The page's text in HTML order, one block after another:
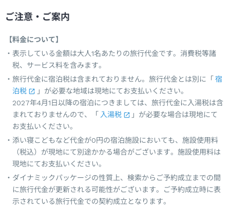
ご注意・ご案内
【料金について】
表示している金額は大人1名あたりの旅行代金です。消費税等諸
税、サービス料を含みます。
旅行代金に宿泊税は含まれておりません。旅行代金とは別に「 宿
泊税
」が必要な地域は現地にてお支払いください。
2027年4月1日以降の宿泊につきましては、旅行代金に入湯税は含
まれておりませんので、「 入湯税
」が必要な場合は現地にて
お支払いください。
添い寝こどもなど代金が0円の宿泊施設においても、施設使用料
（税込）が現地にて別途かかる場合がございます。施設使用料は
現地にてお支払いください。
ダイナミックパッケージの性質上、検索からご予約成立までの間
に旅行代金が更新される可能性がございます。ご予約成立時に表
示されている旅行代金での契約成立となります。